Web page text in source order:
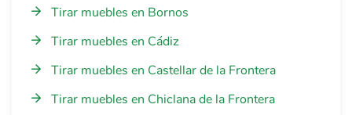
Tirar muebles en Bornos
Tirar muebles en Cádiz
Tirar muebles en Castellar de la Frontera
Tirar muebles en Chiclana de la Frontera